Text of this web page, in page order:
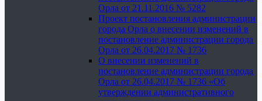
Орла от 21.11.2016 № 5282
Проект постановления администрации
города Орла о внесении изменений в
постановление администрации города
Орла от 26.04.2017 № 1736
О внесении изменений в
постановление администрации города
Орла от 26.04.2017 № 1736 «Об
утверждении административного